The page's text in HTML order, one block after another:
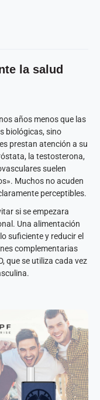
la salud
años menos que las
biológicas, sino
prestan atención a su
la testosterona,
suelen
Muchos no acuden
perceptibles.
si se empezara
Una alimentación
suficiente y reducir el
complementarias
que se utiliza cada vez